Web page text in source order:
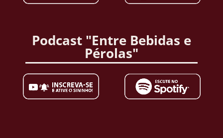
Podcast "Entre Bebidas e
Pérolas"